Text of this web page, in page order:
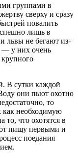
группами в
сверху и сразу
повалить
лишь в
львы не бегают из-
— у них очень
крупного
В сутки каждой
они пьют охотно
то
как необходимую
что охотятся в
пищу первыми и
поедания